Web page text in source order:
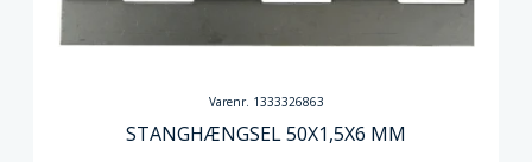
Varenr. 1333326863
STANGHÆNGSEL 50X1,5X6 MM